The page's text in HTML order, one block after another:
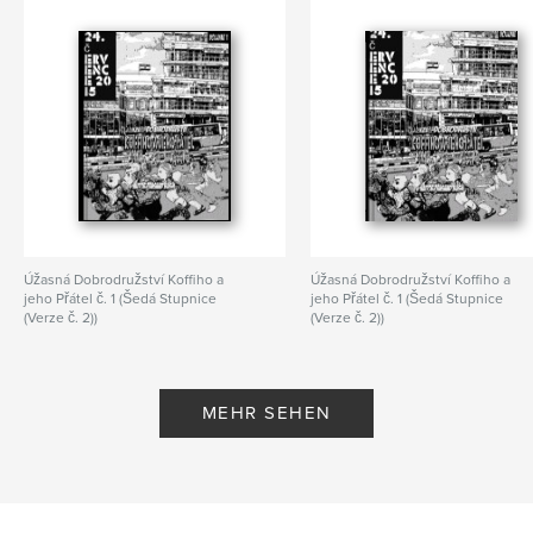
Úžasná Dobrodružství Koffiho a
jeho Přátel č. 1 (Šedá Stupnice
(Verze č. 2))
Úžasná Dobrodružství Koffiho a
jeho Přátel č. 1 (Šedá Stupnice
(Verze č. 2))
MEHR SEHEN